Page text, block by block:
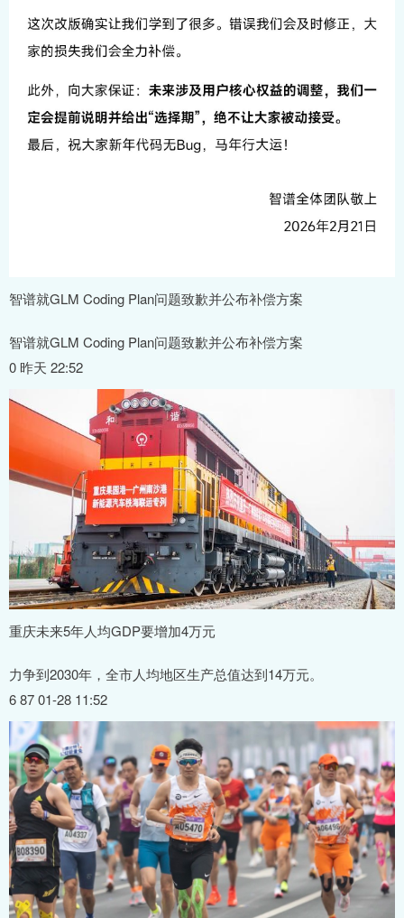
智谱就GLM Coding Plan问题致歉并公布补偿方案
智谱就GLM Coding Plan问题致歉并公布补偿方案
0 昨天 22:52
重庆未来5年人均GDP要增加4万元
力争到2030年，全市人均地区生产总值达到14万元。
6 87 01-28 11:52